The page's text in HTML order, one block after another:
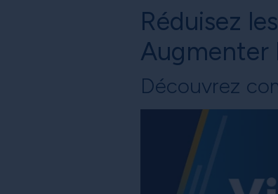
Réduisez
Augmenter
Découvrez